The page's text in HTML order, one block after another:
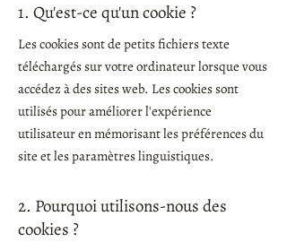
1. Qu'est-ce qu'un cookie ?
Les cookies sont de petits fichiers texte
téléchargés sur votre ordinateur lorsque vous
accédez à des sites web. Les cookies sont
utilisés pour améliorer l'expérience
utilisateur en mémorisant les préférences du
site et les paramètres linguistiques.
2. Pourquoi utilisons-nous des
cookies ?